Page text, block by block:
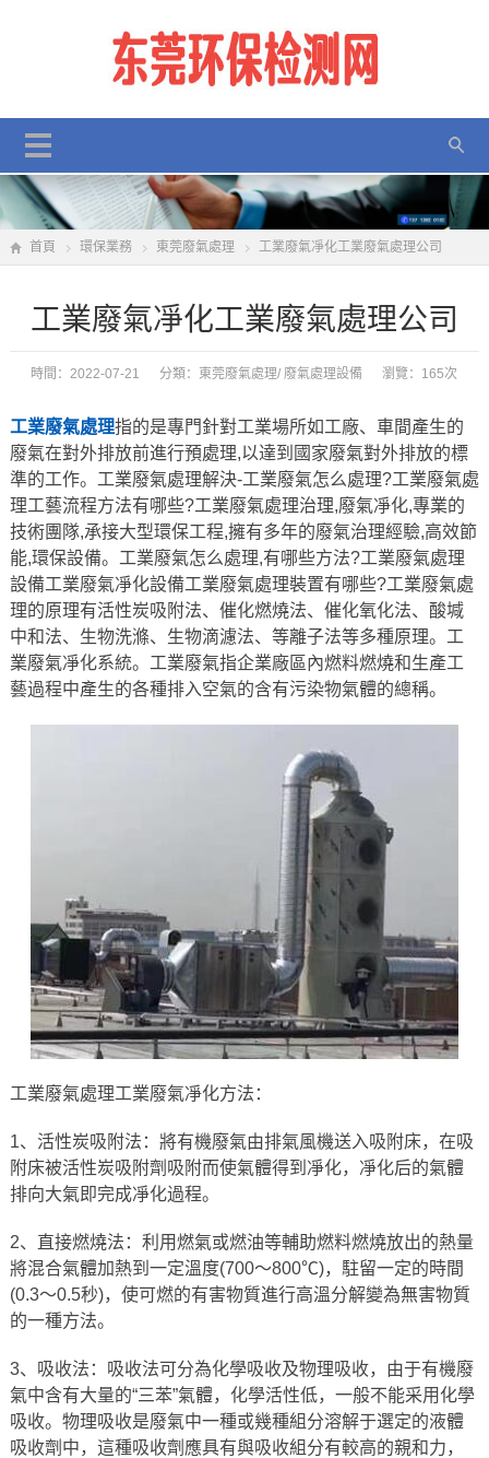
首頁 環保業務 東莞廢氣處理 工業廢氣凈化工業廢氣處理公司
工業廢氣凈化工業廢氣處理公司
時間：2022-07-21 分類： 東莞廢氣處理/ 廢氣處理設備 瀏覽：165次
工業廢氣處理指的是專門針對工業場所如工廠、車間產生的
廢氣在對外排放前進行預處理,以達到國家廢氣對外排放的標
準的工作。工業廢氣處理解決-工業廢氣怎么處理?工業廢氣處
理工藝流程方法有哪些?工業廢氣處理治理,廢氣凈化,專業的
技術團隊,承接大型環保工程,擁有多年的廢氣治理經驗,高效節
能,環保設備。工業廢氣怎么處理,有哪些方法?工業廢氣處理
設備工業廢氣凈化設備工業廢氣處理裝置有哪些?工業廢氣處
理的原理有活性炭吸附法、催化燃燒法、催化氧化法、酸堿
中和法、生物洗滌、生物滴濾法、等離子法等多種原理。工
業廢氣凈化系統。工業廢氣指企業廠區內燃料燃燒和生產工
藝過程中產生的各種排入空氣的含有污染物氣體的總稱。
工業廢氣處理工業廢氣凈化方法：
1、活性炭吸附法：將有機廢氣由排氣風機送入吸附床，在吸
附床被活性炭吸附劑吸附而使氣體得到凈化，凈化后的氣體
排向大氣即完成凈化過程。
2、直接燃燒法：利用燃氣或燃油等輔助燃料燃燒放出的熱量
將混合氣體加熱到一定溫度(700～800℃)，駐留一定的時間
(0.3～0.5秒)，使可燃的有害物質進行高溫分解變為無害物質
的一種方法。
3、吸收法：吸收法可分為化學吸收及物理吸收，由于有機廢
氣中含有大量的“三苯”氣體，化學活性低，一般不能采用化學
吸收。物理吸收是廢氣中一種或幾種組分溶解于選定的液體
吸收劑中，這種吸收劑應具有與吸收組分有較高的親和力，